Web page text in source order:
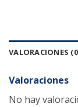
VALORACIONES
Valoraciones
No hay